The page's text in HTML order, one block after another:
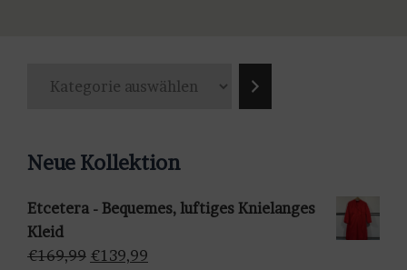
auf
Produktseite
werden
g
r
i
e
Neue Kollektion
Etcetera - Bequemes, luftiges Knielanges
Kleid
€169,99 Ursprünglicher
€139,99